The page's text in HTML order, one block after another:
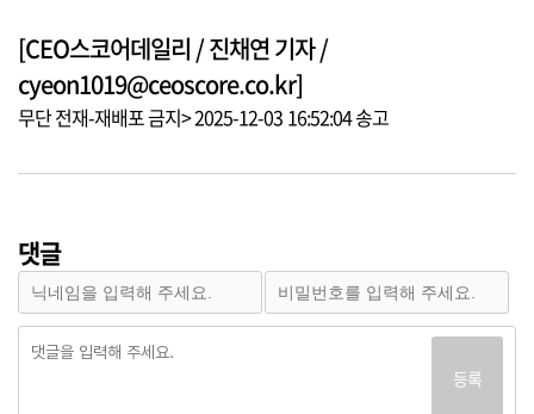
[CEO스코어데일리 / 진채연 기자 /
cyeon1019@ceoscore.co.kr]
무단 전재-재배포 금지> 2025-12-03 16:52:04 송고
댓글
등록